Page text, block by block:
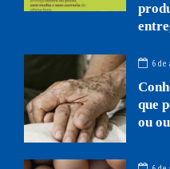
6 de
que
ou